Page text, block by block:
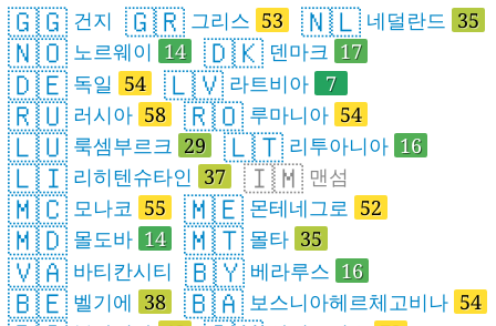
🇬🇬 건지 🇬🇷 그리스 53 🇳🇱 네덜란드 35
🇳🇴 노르웨이 14 🇩🇰 덴마크 17
🇩🇪 독일 54 🇱🇻 라트비아 7
🇷🇺 러시아 58 🇷🇴 루마니아 54
🇱🇺 룩셈부르크 29 🇱🇹 리투아니아 16
🇱🇮 리히텐슈타인 37 🇮🇲 맨섬
🇲🇨 모나코 55 🇲🇪 몬테네그로 52
🇲🇩 몰도바 14 🇲🇹 몰타 35
🇻🇦 바티칸시티 🇧🇾 베라루스 16
🇧🇪 벨기에 38 🇧🇦 보스니아헤르체고비나 54